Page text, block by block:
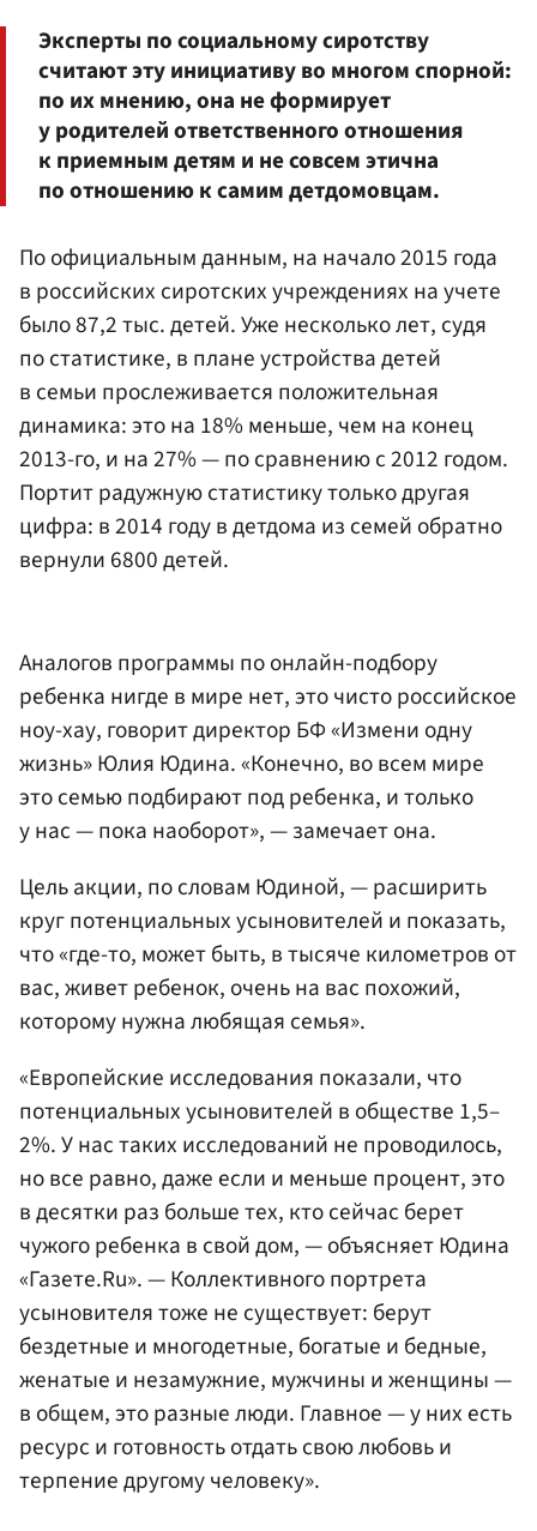
Эксперты по социальному сиротству
считают эту инициативу во многом спорной:
по их мнению, она не формирует
у родителей ответственного отношения
к приемным детям и не совсем этична
по отношению к самим детдомовцам.
По официальным данным, на начало 2015 года
в российских сиротских учреждениях на учете
было 87,2 тыс. детей. Уже несколько лет, судя
по статистике, в плане устройства детей
в семьи прослеживается положительная
динамика: это на 18% меньше, чем на конец
2013-го, и на 27% — по сравнению с 2012 годом.
Портит радужную статистику только другая
цифра: в 2014 году в детдома из семей обратно
вернули 6800 детей.
Аналогов программы по онлайн-подбору
ребенка нигде в мире нет, это чисто российское
ноу-хау, говорит директор БФ «Измени одну
жизнь» Юлия Юдина. «Конечно, во всем мире
это семью подбирают под ребенка, и только
у нас — пока наоборот», — замечает она.
Цель акции, по словам Юдиной, — расширить
круг потенциальных усыновителей и показать,
что «где-то, может быть, в тысяче километров от
вас, живет ребенок, очень на вас похожий,
которому нужна любящая семья».
«Европейские исследования показали, что
потенциальных усыновителей в обществе 1,5–
2%. У нас таких исследований не проводилось,
но все равно, даже если и меньше процент, это
в десятки раз больше тех, кто сейчас берет
чужого ребенка в свой дом, — объясняет Юдина
«Газете.Ru». — Коллективного портрета
усыновителя тоже не существует: берут
бездетные и многодетные, богатые и бедные,
женатые и незамужние, мужчины и женщины —
в общем, это разные люди. Главное — у них есть
ресурс и готовность отдать свою любовь и
терпение другому человеку».